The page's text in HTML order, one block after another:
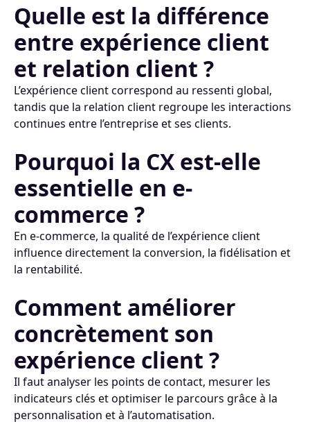
Quelle est la différence
entre expérience client
et relation client ?
L’expérience client correspond au ressenti global,
tandis que la relation client regroupe les interactions
continues entre l’entreprise et ses clients.
Pourquoi la CX est-elle
essentielle en e-
commerce ?
En e-commerce, la qualité de l’expérience client
influence directement la conversion, la fidélisation et
la rentabilité.
Comment améliorer
concrètement son
expérience client ?
Il faut analyser les points de contact, mesurer les
indicateurs clés et optimiser le parcours grâce à la
personnalisation et à l’automatisation.